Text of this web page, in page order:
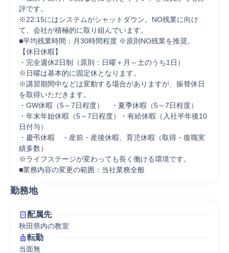
評です。
※22:15にはシステムがシャットダウン。NO残業に向け
て、会社が積極的に取り組んでいます。
■平均残業時間：月30時間程度 ※原則NO残業を推奨。
【休日休暇】
・完全週休2日制（原則：日曜＋月～土のうち1日）
※日曜は基本的に固定休となります。
※講習期間中などは変動する場合がありますが、振替休日
を取得いただきます。
・GW休暇（5～7日程度）　・夏季休暇（5～7日程度）
・年末年始休暇（5～7日程度）・有給休暇（入社半年後10
日付与）
・慶弔休暇　・産前・産後休暇、育児休暇（取得・復職実
績多数）
※ライフステージが変わっても長く働ける環境です。
■業務内容の変更の範囲：当社業務全般
勤務地
配属先
秋田県内の教室
転勤
当面無